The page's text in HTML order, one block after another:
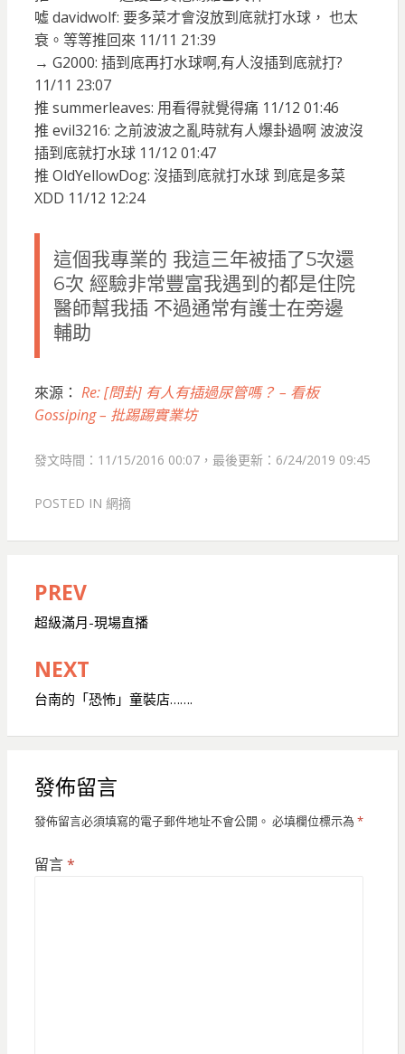
噓 davidwolf: 要多菜才會沒放到底就打水球， 也太
衰。等等推回來 11/11 21:39
→ G2000: 插到底再打水球啊,有人沒插到底就打?
11/11 23:07
推 summerleaves: 用看得就覺得痛 11/12 01:46
推 evil3216: 之前波波之亂時就有人爆卦過啊 波波沒
插到底就打水球 11/12 01:47
推 OldYellowDog: 沒插到底就打水球 到底是多菜
XDD 11/12 12:24
這個我專業的 我這三年被插了5次還
6次 經驗非常豐富我遇到的都是住院
醫師幫我插 不過通常有護士在旁邊
輔助
來源： Re: [問卦] 有人有插過尿管嗎？ – 看板
Gossiping – 批踢踢實業坊
發文時間：11/15/2016 00:07，最後更新：6/24/2019 09:45
POSTED IN 網摘
文
章
導
覽
PREV
超級滿月-現場直播
NEXT
台南的「恐怖」童裝店…….
發佈留言
發佈留言必須填寫的電子郵件地址不會公開。 必填欄位標示為 *
留言*